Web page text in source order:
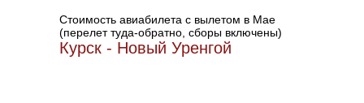
Стоимость авиабилета с вылетом в Мае
(перелет туда-обратно, сборы включены)
Курск - Новый Уренгой